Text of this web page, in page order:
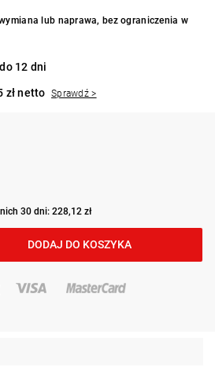
lub naprawa, bez ograniczenia w
12 dni
zł netto Sprawdź >
30 dni: 228,12 zł
DODAJ DO KOSZYKA